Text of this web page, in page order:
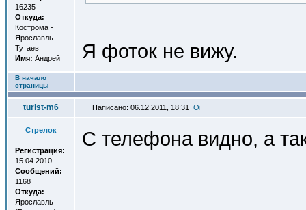
16235
Откуда:
Кострома -
Ярославль -
Тутаев
Имя: Андрей Я фоток не вижу.
В начало
страницы
turist-m6 Написано: 06.12.2011, 18:31
Стрелок
Регистрация:
15.04.2010
Сообщений:
1168
Откуда:
Ярославль
С телефона видно, а